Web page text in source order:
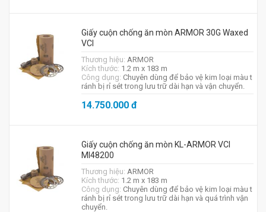
Giấy cuộn chống ăn mòn ARMOR 30G Waxed
VCI
Thương hiệu: ARMOR
Kích thước: 1.2 m x 183 m
Công dụng: Chuyên dùng để bảo vệ kim loại màu t
ránh bị rỉ sét trong lưu trữ dài hạn và vận chuyển.
14.750.000đ
Giấy cuộn chống ăn mòn KL-ARMOR VCI
MI48200
Thương hiệu: ARMOR
Kích thước: 1.2 m x 183 m
Công dụng: Chuyên dùng để bảo vệ kim loại màu t
ránh bị rỉ sét trong lưu trữ dài hạn và quá trình vận
chuyển.